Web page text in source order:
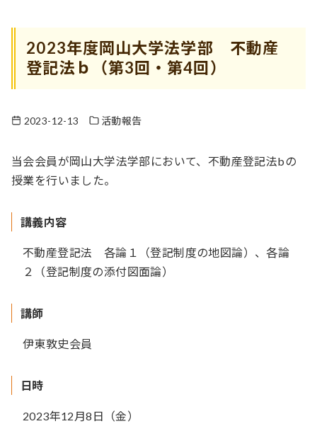
2023年度岡山大学法学部 不動産
登記法ｂ（第3回・第4回）
2023-12-13 活動報告
当会会員が岡山大学法学部において、不動産登記法bの
授業を行いました。
講義内容
不動産登記法 各論１（登記制度の地図論）、各論
２（登記制度の添付図面論）
講師
伊東敦史会員
日時
2023年12月8日（金）